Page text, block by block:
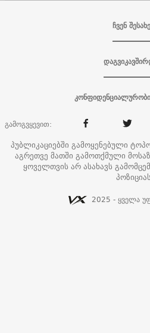
ჩვენ
გამოგვყევით:
პუბლიკაციებში გამოყენებული
აგრეთვე მათში გამოთქმული
ყოველთვის არ ასახავს
პოზიციას
2025 - ყველა